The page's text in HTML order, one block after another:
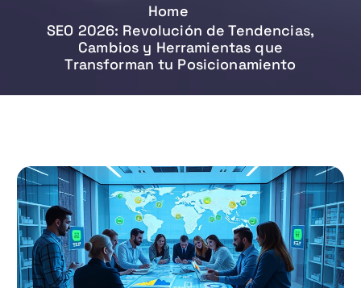
Home
SEO 2026: Revolución de Tendencias,
Cambios y Herramientas que
Transforman tu Posicionamiento